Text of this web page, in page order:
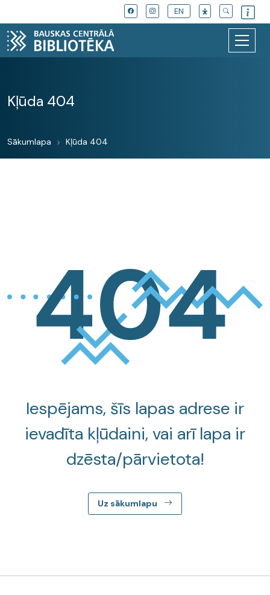
EN
Kļūda 404
Sākumlapa Kļūda 404
Iespējams, šīs lapas adrese ir
ievadīta kļūdaini, vai arī lapa ir
dzēsta/pārvietota!
Uz sākumlapu